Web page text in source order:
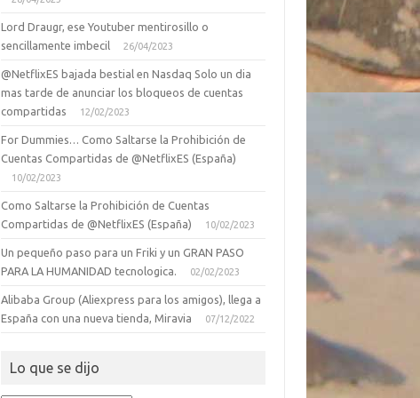
Lord Draugr, ese Youtuber mentirosillo o
sencillamente imbecil
26/04/2023
@NetflixES bajada bestial en Nasdaq Solo un dia
mas tarde de anunciar los bloqueos de cuentas
compartidas
12/02/2023
For Dummies… Como Saltarse la Prohibición de
Cuentas Compartidas de @NetflixES (España)
10/02/2023
Como Saltarse la Prohibición de Cuentas
Compartidas de @NetflixES (España)
10/02/2023
Un pequeño paso para un Friki y un GRAN PASO
PARA LA HUMANIDAD tecnologica.
02/02/2023
Alibaba Group (Aliexpress para los amigos), llega a
España con una nueva tienda, Miravia
07/12/2022
Lo que se dijo